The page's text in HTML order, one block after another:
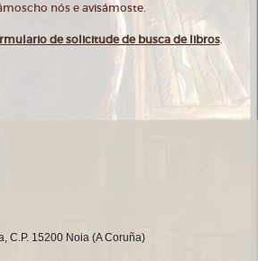
nós e avisámoste.
de solicitude de busca de libros.
C.P. 15200 Noia (A Coruña)